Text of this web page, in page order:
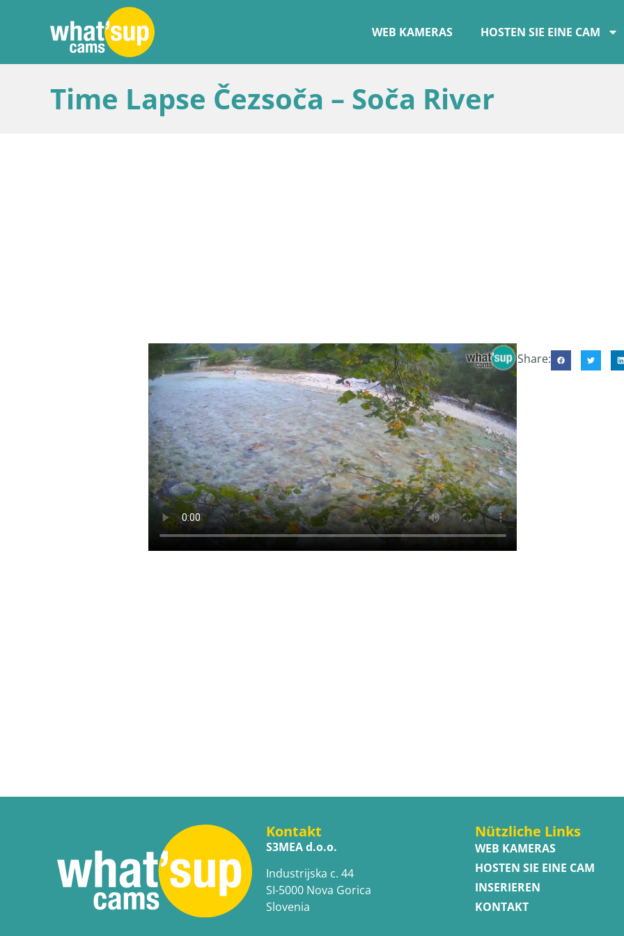
WEB KAMERAS HOSTEN SIE EINE CAM
Time Lapse Čezsoča – Soča River
Share:
Kontakt
S3MEA d.o.o.
Industrijska c. 44
SI-5000 Nova Gorica
Slovenia
Nützliche Links
WEB KAMERAS
HOSTEN SIE EINE CAM
INSERIEREN
KONTAKT